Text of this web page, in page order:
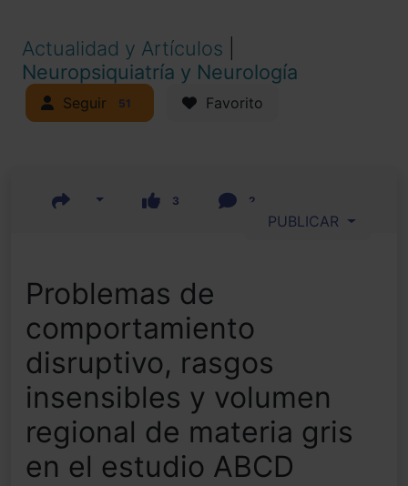
Actualidad y Artículos
Neuropsiquiatría y Neurología
Seguir 51 Favorito
3 2
PUBLICAR
Problemas de
comportamiento
disruptivo, rasgos
insensibles y volumen
regional de materia gris
en el estudio ABCD